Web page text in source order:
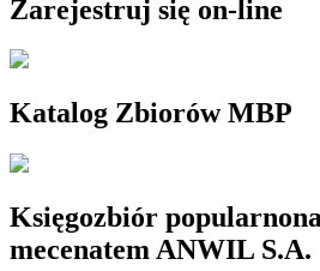
Zarejestruj się on-line
Katalog Zbiorów MBP
Księgozbiór
mecenatem ANWIL S.A.